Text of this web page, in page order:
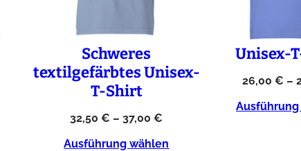
Schweres
textilgefärbtes Unisex-
T-Shirt
32,50€ –37,00€
Ausführung wählen
Unisex-
26,00 € –